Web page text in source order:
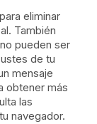
eliminar
También
pueden ser
de tu
mensaje
obtener más
las
navegador.